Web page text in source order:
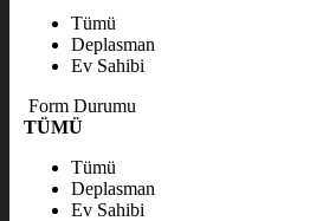
Tümü
Deplasman
Ev Sahibi
Form Durumu
TÜMÜ
Tümü
Deplasman
Ev Sahibi